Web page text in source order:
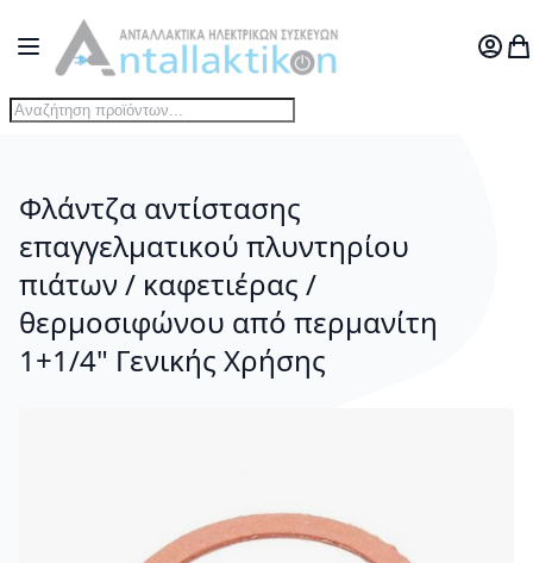
Μετάβαση στο περιεχόμενο
Toggle Nav
Ο
Φλάντζα αντίστασης
επαγγελματικού πλυντηρίου
πιάτων / καφετιέρας /
θερμοσιφώνου από περμανίτη
1+1/4" Γενικής Χρήσης